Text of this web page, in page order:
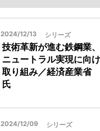
2024/12/13 シリーズ
技術革新が進む鉄鋼業
ニュートラル実現に向
取り組み／経済産業
氏
2024/12/09 シリーズ